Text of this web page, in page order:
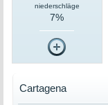
niederschläge
7%
Cartagena